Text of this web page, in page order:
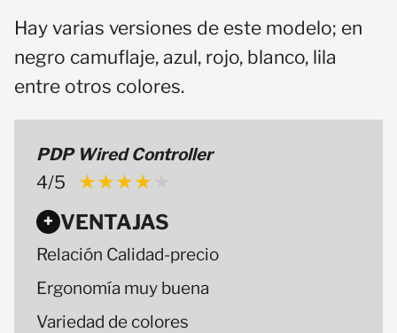
Hay varias versiones de este modelo; en
negro camuflaje, azul, rojo, blanco, lila
entre otros colores.
PDP Wired Controller
4/5 ★★★★★
★★★★★
+ VENTAJAS
Relación Calidad-precio
Ergonomía muy buena
Variedad de colores